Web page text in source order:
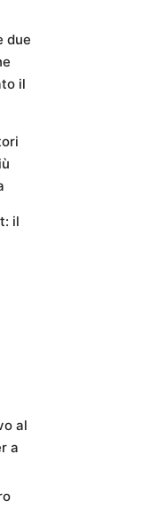
due
il
il
al
a